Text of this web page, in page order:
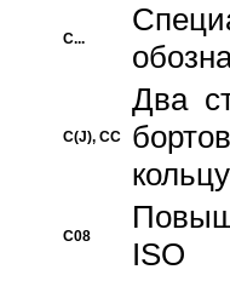
C...
C(J), CC
Два
кольцу
C08
ISO